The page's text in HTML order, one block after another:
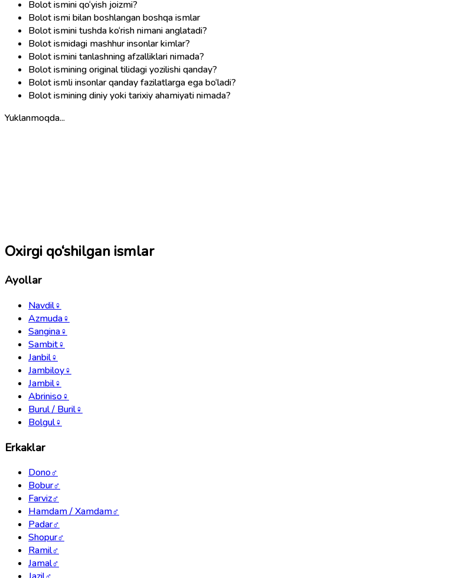
Bolot ismini qo‘yish joizmi?
Bolot ismi bilan boshlangan boshqa ismlar
Bolot ismini tushda ko‘rish nimani anglatadi?
Bolot ismidagi mashhur insonlar kimlar?
Bolot ismini tanlashning afzalliklari nimada?
Bolot ismining original tilidagi yozilishi qanday?
Bolot ismli insonlar qanday fazilatlarga ega bo‘ladi?
Bolot ismining diniy yoki tarixiy ahamiyati nimada?
Yuklanmoqda...
Oxirgi qo‘shilgan ismlar
Ayollar
Navdil♀
Azmuda♀
Sangina♀
Sambit♀
Janbil♀
Jambiloy♀
Jambil♀
Abriniso♀
Burul / Buril♀
Bolgul♀
Erkaklar
Dono♂
Bobur♂
Farviz♂
Hamdam / Xamdam♂
Padar♂
Shopur♂
Ramil♂
Jamal♂